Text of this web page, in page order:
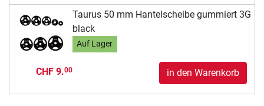
Taurus 50 mm Hantelscheibe gummiert 3G
black
Auf Lager
CHF 9.00 in den Warenkorb